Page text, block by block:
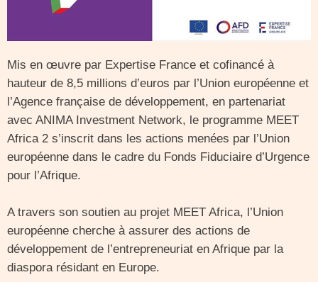
Mis en œuvre par Expertise France et cofinancé à
hauteur de 8,5 millions d’euros par l’Union européenne et
l’Agence française de développement, en partenariat
avec ANIMA Investment Network, le programme MEET
Africa 2 s’inscrit dans les actions menées par l’Union
européenne dans le cadre du Fonds Fiduciaire d’Urgence
pour l’Afrique.
A travers son soutien au projet MEET Africa, l’Union
européenne cherche à assurer des actions de
développement de l’entrepreneuriat en Afrique par la
diaspora résidant en Europe.